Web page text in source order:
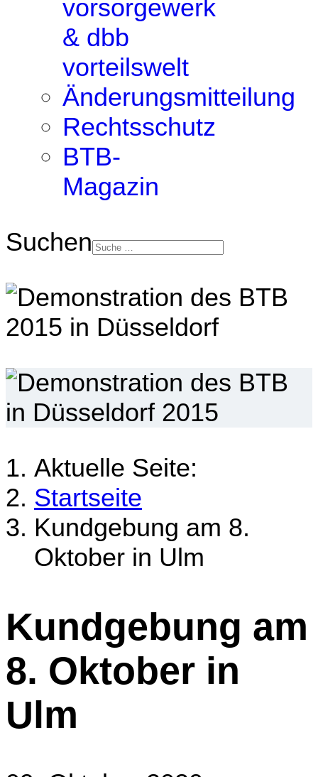
vorsorgewerk
& dbb
vorteilswelt
Änderungsmitteilung
Rechtsschutz
BTB-
Magazin
Suchen
Aktuelle Seite:
Startseite
Kundgebung am 8.
Oktober in Ulm
Kundgebung am
8. Oktober in
Ulm